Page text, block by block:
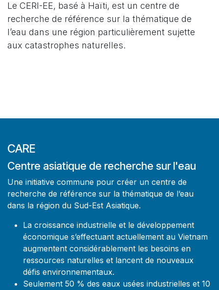
Le CERI-EE, basé à Haïti, est un centre de
recherche de référence sur la thématique de
l’eau dans une région particulièrement sujette
aux catastrophes naturelles.
CARE
Centre asiatique de recherche sur l'eau
Une initiative commune pour créer un centre de
recherche de référence sur la thématique de l’eau
dans la région du Sud-Est Asiatique.
La croissance industrielle et le développement
économique s’effectuant actuellement au Vietnam
augmentent considérablement les besoins en
ressources naturelles et lancent de nouveaux
défis environnementaux.
Seulement 50 % des eaux usées industrielles et 10